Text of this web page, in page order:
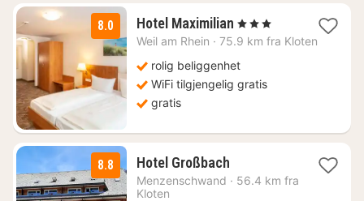
8.0 Hotel Maximilian 1
natt
1259
kr.
, 3 Stjerner
Weil am Rhein · 75.9 km fra Kloten
rolig beliggenhet
WiFi tilgjengelig gratis
gratis
8.8 Hotel Großbach1
natt
Menzenschwand · 56.4 km fra
Kloten